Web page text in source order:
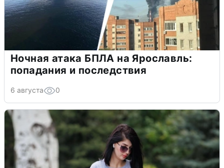
Ночная атака БПЛА на Ярославль:
попадания и последствия
6 августа 0